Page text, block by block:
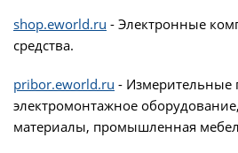
shop.eworld.ru - Электронные
средства.
pribor.eworld.ru - Измерительные
электромонтажное
материалы, промышленная